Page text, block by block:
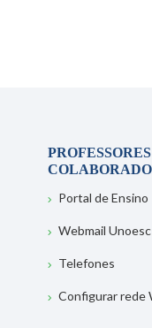
Portal de Ensino
Webmail Unoesc
Telefones
Configurar rede